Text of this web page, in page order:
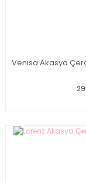
Venısa Akasya